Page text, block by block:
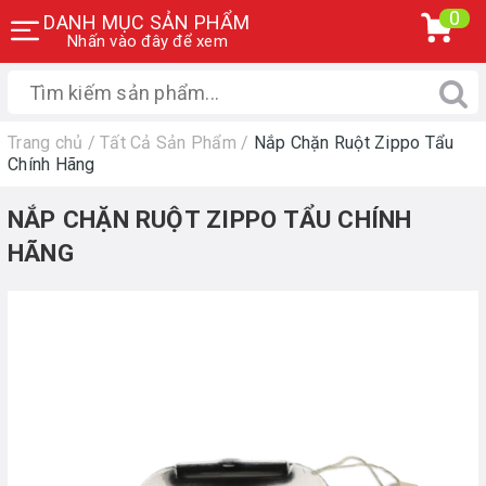
DANH MỤC SẢN PHẨM
Nhấn vào đây để xem
0
Trang chủ / Tất Cả Sản Phẩm / Nắp Chặn Ruột Zippo Tẩu
Chính Hãng
NẮP CHẶN RUỘT ZIPPO TẨU CHÍNH
HÃNG